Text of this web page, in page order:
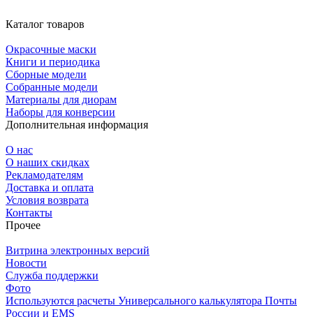
Каталог товаров
Окрасочные маски
Книги и периодика
Сборные модели
Собранные модели
Материалы для диорам
Наборы для конверсии
Дополнительная информация
О нас
О наших скидках
Рекламодателям
Доставка и оплата
Условия возврата
Контакты
Прочее
Витрина электронных версий
Новости
Служба поддержки
Фото
Используются расчеты Универсального калькулятора Почты
России и EMS